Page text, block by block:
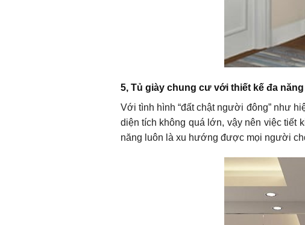
5, Tủ giày chung cư với thiết kế đa năng
Với tình hình “đất chật người đông” như
diện tích không quá lớn, vậy nên việc tiết
năng luôn là xu hướng được mọi người